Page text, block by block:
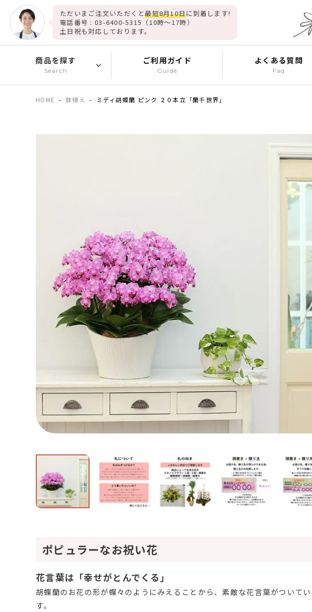
ただいまご注文いただくと最短8月10日に到着します!
電話番号 : 03-6400-5315（10時～17時）
土日祝も対応しております。
商品を探す
Search
ご利用ガイド
Guide
よくある質問
Faq
HOME 鉢植え ミディ胡蝶蘭 ピンク ２０本立「蘭千世界」
ポピュラーなお祝い花
花言葉は「幸せがとんでくる」
胡蝶蘭のお花の形が蝶々のようにみえることから、素敵な花言葉がついてい
す。